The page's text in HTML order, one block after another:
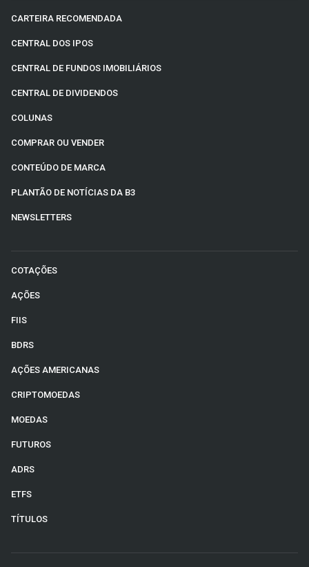
CARTEIRA RECOMENDADA
CENTRAL DOS IPOS
CENTRAL DE FUNDOS IMOBILIÁRIOS
CENTRAL DE DIVIDENDOS
COLUNAS
COMPRAR OU VENDER
CONTEÚDO DE MARCA
PLANTÃO DE NOTÍCIAS DA B3
NEWSLETTERS
COTAÇÕES
AÇÕES
FIIS
BDRS
AÇÕES AMERICANAS
CRIPTOMOEDAS
MOEDAS
FUTUROS
ADRS
ETFS
TÍTULOS